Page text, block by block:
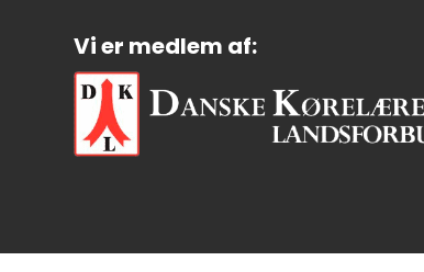
Vi er medlem af: